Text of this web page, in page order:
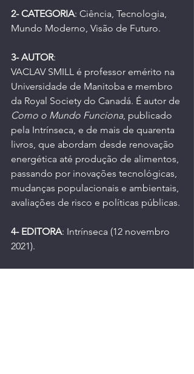
2- CATEGORIA: Ciência, Tecnologia,
Mundo Moderno, Visão de Futuro.
3- AUTOR:
VACLAV SMILL é professor emérito na
Universidade de Manitoba e membro
da Royal Society do Canadá. É autor de
Como o Mundo Funciona, publicado
pela Intrínseca, e de mais de quarenta
livros, que abordam desde renovação
energética até produção de alimentos,
passando por inovações tecnológicas,
mudanças populacionais e ambientais,
avaliações de risco e políticas públicas.
4- EDITORA: Intrínseca (12 novembro
2021).